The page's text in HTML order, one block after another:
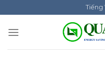
to
content
Tiếng